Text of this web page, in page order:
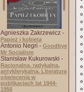
Agnieszka Zakrzewicz -
Papież i kobieta
Antonio Negri - Goodbye
Mr Socialism
Stanisław Kukurowski -
Racjonalna, radykalna,
antyklerykalna. Literatura
oświecenia w
publikacjach lat 1944-
1956